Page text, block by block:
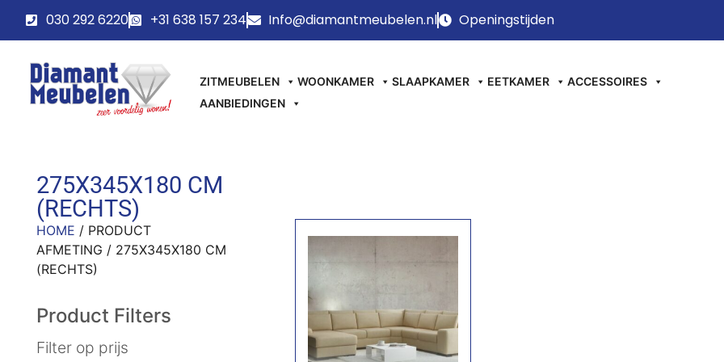
030 292 6220 +31 638 157 234 Info@diamantmeubelen.nl Openingstijden
ZITMEUBELEN WOONKAMER SLAAPKAMER EETKAMER
ACCESSOIRES
AANBIEDINGEN
275X345X180 CM
(RECHTS)
HOME / PRODUCT
AFMETING / 275X345X180 CM
(RECHTS)
Product Filters
Filter op prijs